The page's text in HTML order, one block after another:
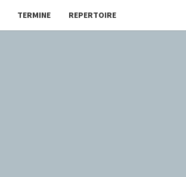
TERMINE REPERTOIRE